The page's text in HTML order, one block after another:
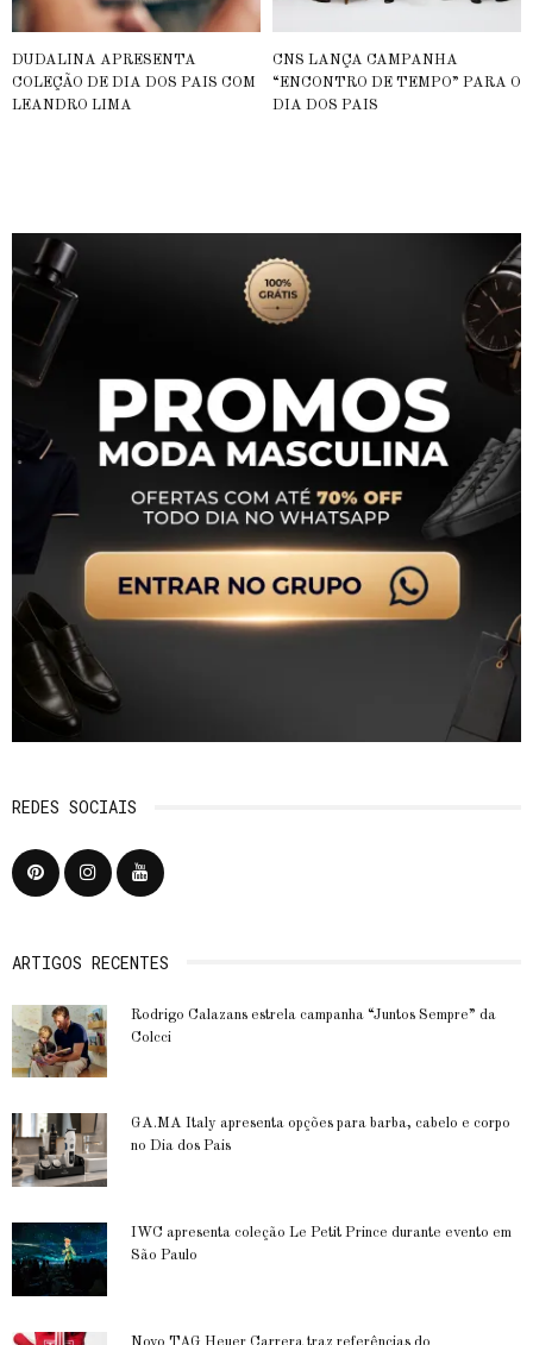
DUDALINA APRESENTA
COLEÇÃO DE DIA DOS PAIS COM
LEANDRO LIMA
CNS LANÇA CAMPANHA
“ENCONTRO DE TEMPO” PARA O
DIA DOS PAIS
REDES SOCIAIS
ARTIGOS RECENTES
Rodrigo Calazans estrela campanha “Juntos Sempre” da
Colcci
GA.MA Italy apresenta opções para barba, cabelo e corpo
no Dia dos Pais
IWC apresenta coleção Le Petit Prince durante evento em
São Paulo